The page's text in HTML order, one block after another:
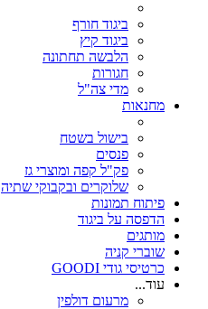
ביגוד חורף
ביגוד קיץ
הלבשה תחתונה
חגורות
מדי צה"ל
מחנאות
בישול בשטח
פנסים
פק"ל קפה ומוצרי גז
שלוקרים ובקבוקי שתיה
פיתוח תמונות
הדפסה על ביגוד
מותגים
שוברי קניה
כרטיסי גודי GOODI
עוד...
מרעום דולפין